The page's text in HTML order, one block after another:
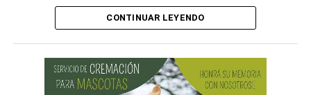
la UNRN dicta en otras localidades de la provincia, con el
objetivo de mostrar el alcance y la diversidad de la
La iniciativa apunta especialmente a estudiantes de 4°, 5°
y 6° año de escuelas secundarias y técnicas, en un
CONTINUAR LEYENDO